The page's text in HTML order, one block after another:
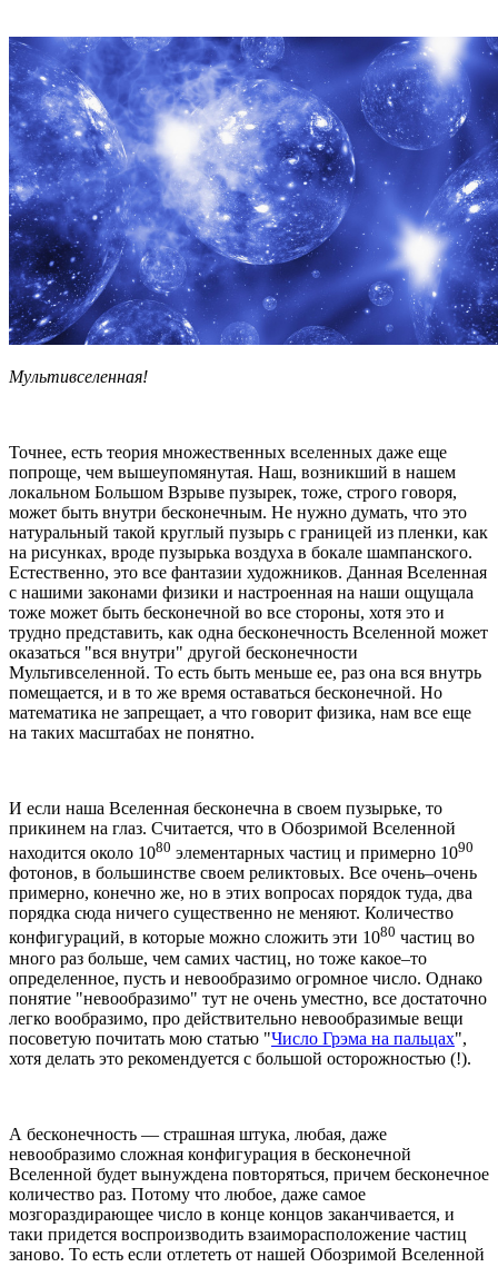
Мультивселенная!
Точнее, есть теория множественных вселенных даже еще
попроще, чем вышеупомянутая. Наш, возникший в нашем
локальном Большом Взрыве пузырек, тоже, строго говоря,
может быть внутри бесконечным. Не нужно думать, что это
натуральный такой круглый пузырь с границей из пленки, как
на рисунках, вроде пузырька воздуха в бокале шампанского.
Естественно, это все фантазии художников. Данная Вселенная
с нашими законами физики и настроенная на наши ощущала
тоже может быть бесконечной во все стороны, хотя это и
трудно представить, как одна бесконечность Вселенной может
оказаться "вся внутри" другой бесконечности
Мультивселенной. То есть быть меньше ее, раз она вся внутрь
помещается, и в то же время оставаться бесконечной. Но
математика не запрещает, а что говорит физика, нам все еще
на таких масштабах не понятно.
И если наша Вселенная бесконечна в своем пузырьке, то
прикинем на глаз. Считается, что в Обозримой Вселенной
находится около 1080 элементарных частиц и примерно 1090
фотонов, в большинстве своем реликтовых. Все очень–очень
примерно, конечно же, но в этих вопросах порядок туда, два
порядка сюда ничего существенно не меняют. Количество
конфигураций, в которые можно сложить эти 1080 частиц во
много раз больше, чем самих частиц, но тоже какое–то
определенное, пусть и невообразимо огромное число. Однако
понятие "невообразимо" тут не очень уместно, все достаточно
легко вообразимо, про действительно невообразимые вещи
посоветую почитать мою статью "Число Грэма на пальцах",
хотя делать это рекомендуется с большой осторожностью (!).
А бесконечность — страшная штука, любая, даже
невообразимо сложная конфигурация в бесконечной
Вселенной будет вынуждена повторяться, причем бесконечное
количество раз. Потому что любое, даже самое
мозгораздирающее число в конце концов заканчивается, и
таки придется воспроизводить взаиморасположение частиц
заново. То есть если отлететь от нашей Обозримой Вселенной